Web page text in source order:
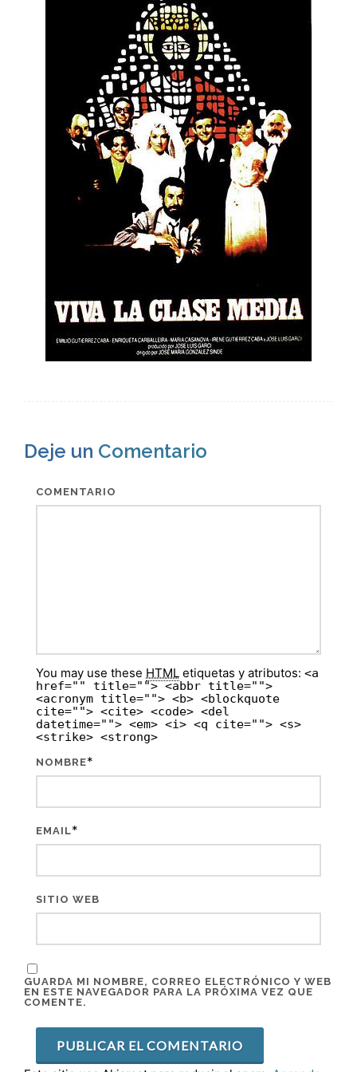
Deje un Comentario
COMENTARIO
You may use these HTML etiquetas y atributos: <a
href="" title=""> <abbr title="">
<acronym title=""> <b> <blockquote
cite=""> <cite> <code> <del
datetime=""> <em> <i> <q cite=""> <s>
<strike> <strong>
NOMBRE*
EMAIL*
SITIO WEB
GUARDA MI NOMBRE, CORREO ELECTRÓNICO Y WEB
EN ESTE NAVEGADOR PARA LA PRÓXIMA VEZ QUE
COMENTE.